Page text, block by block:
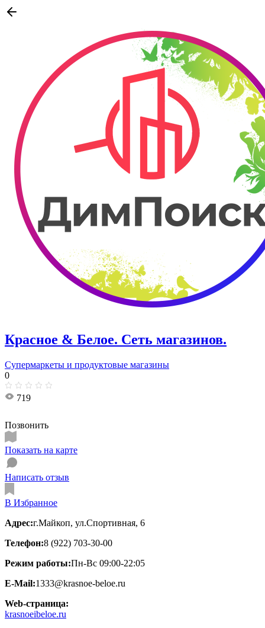
Красное & Белое. Сеть магазинов.
Супермаркеты и продуктовые магазины
0
719
Позвонить
Показать на карте
Написать отзыв
В Избранное
Адрес:г.Майкоп, ул.Спортивная, 6
Телефон:8 (922) 703-30-00
Режим работы:Пн-Вс 09:00-22:05
E-Mail:1333@krasnoe-beloe.ru
Web-страница:
krasnoeibeloe.ru